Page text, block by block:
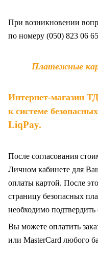
При возникновении
по номеру (050) 823 06
Платежные
Интернет-магазин
к системе
LiqPay.
После согласования
Личном кабинете для
оплаты картой. После
страницу безопасных
необходимо подтвердить
Вы можете оплатить
или MasterCard любого